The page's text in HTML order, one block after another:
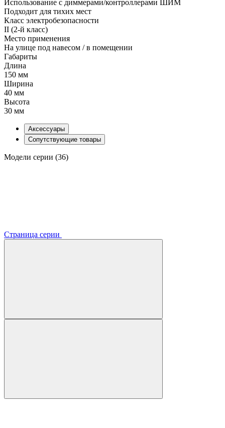
Использование с диммерами/контроллерами ШИМ
Подходит для тихих мест
Класс электробезопасности
II (2-й класс)
Место применения
На улице под навесом / в помещении
Габариты
Длина
150 мм
Ширина
40 мм
Высота
30 мм
Аксессуары
Сопутствующие товары
Модели серии (36)
Страница серии